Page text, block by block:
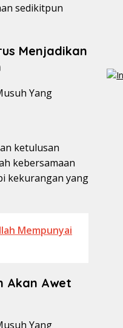
sedikitpun
Menjadikan
ketulusan
kebersamaan
kekurangan yang
Mempunyai
Akan Awet